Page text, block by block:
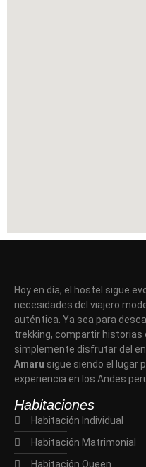
Hoy en día, el hostel sigue
necesidades del viajero
auténtica. Ya sea para
trekking, compartir historias
simplemente disfrutar del
Amaru sigue siendo el lugar
experiencia en los Andes
Habitaciones
Habitación Individual
Habitación Matrimonial
Habitación Queen